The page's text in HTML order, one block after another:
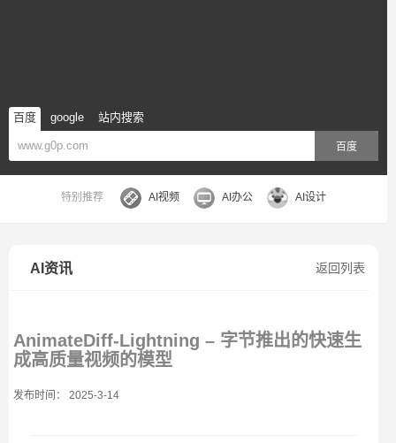
百度 google 站内搜索
百度
特别推荐 AI视频 AI办公 AI设计
返回列表
AI资讯
AnimateDiff-Lightning – 字节推出的快速生
成高质量视频的模型
发布时间： 2025-3-14